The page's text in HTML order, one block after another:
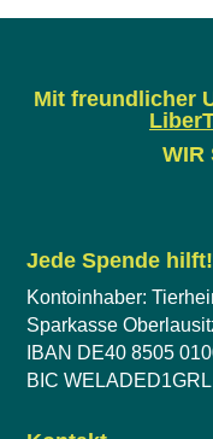
Mit freundlicher
WIR
Jede Spende hilft!
Kontoinhaber:
Sparkasse
IBAN DE40 8505
BIC WELADED1GRL